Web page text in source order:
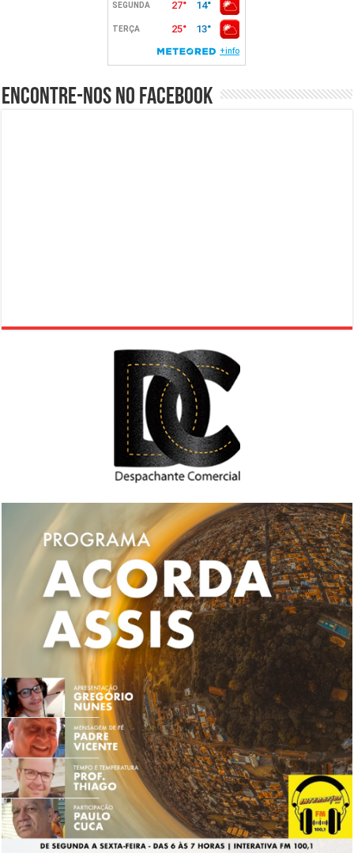
Encontre-nos no Facebook